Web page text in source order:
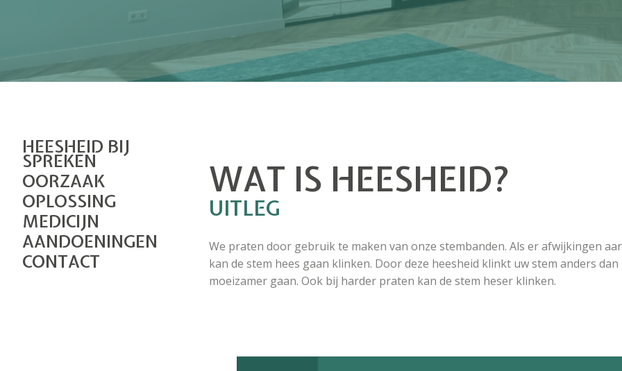
WAT IS HEESHEID?
UITLEG
We praten door gebruik te maken van onze stembanden. Als er afwijkingen
kan de stem hees gaan klinken. Door deze heesheid klinkt uw stem anders
moeizamer gaan. Ook bij harder praten kan de stem heser klinken.
HEESHEID BIJ
SPREKEN
OORZAAK
OPLOSSING
MEDICIJN
AANDOENINGEN
CONTACT